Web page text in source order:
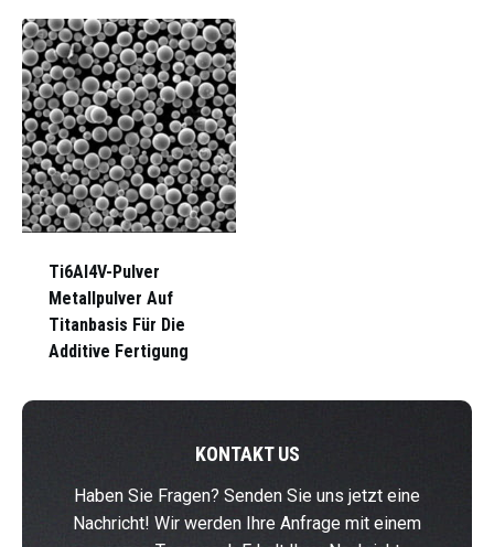
Ti6Al4V-Pulver
Metallpulver Auf
Titanbasis Für Die
Additive Fertigung
KONTAKT US
Haben Sie Fragen? Senden Sie uns jetzt eine
Nachricht! Wir werden Ihre Anfrage mit einem